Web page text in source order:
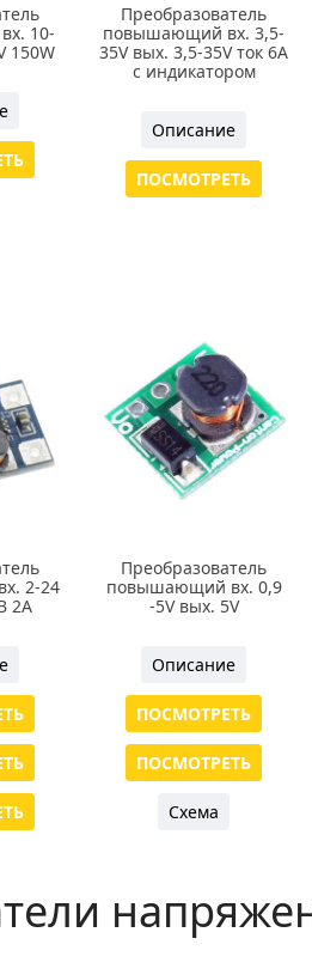
10-
150W
Преобразователь
повышающий вх. 3,5-
35V вых. 3,5-35V ток 6А
с индикатором
Описание
ПОСМОТРЕТЬ
2-24
2A
Преобразователь
повышающий вх. 0,9
-5V вых. 5V
Описание
ПОСМОТРЕТЬ
ПОСМОТРЕТЬ
Схема